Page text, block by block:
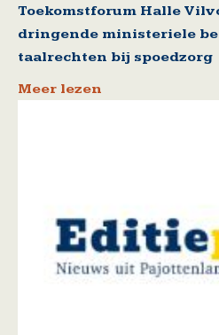
Toekomstforum Halle
dringende ministeriele
taalrechten bij spoedzorg
Meer lezen